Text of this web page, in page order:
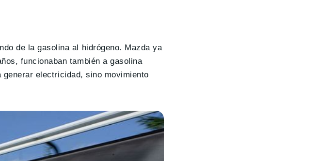
de la gasolina al hidrógeno. Mazda ya
funcionaban también a gasolina
electricidad, sino movimiento